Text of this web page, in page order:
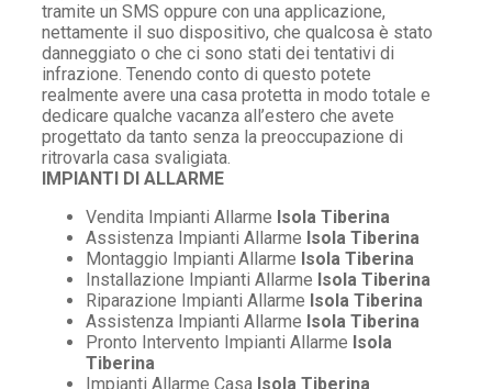
tramite un SMS oppure con una applicazione,
nettamente il suo dispositivo, che qualcosa è stato
danneggiato o che ci sono stati dei tentativi di
infrazione. Tenendo conto di questo potete
realmente avere una casa protetta in modo totale e
dedicare qualche vacanza all’estero che avete
progettato da tanto senza la preoccupazione di
ritrovarla casa svaligiata.
IMPIANTI DI ALLARME
Vendita Impianti Allarme Isola Tiberina
Assistenza Impianti Allarme Isola Tiberina
Montaggio Impianti Allarme Isola Tiberina
Installazione Impianti Allarme Isola Tiberina
Riparazione Impianti Allarme Isola Tiberina
Assistenza Impianti Allarme Isola Tiberina
Pronto Intervento Impianti Allarme Isola
Tiberina
Impianti Allarme Casa Isola Tiberina